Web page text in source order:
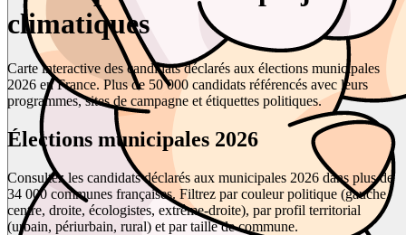
climatiques
Carte interactive des candidats déclarés aux élections municipales
2026 en France. Plus de 50 000 candidats référencés avec leurs
programmes, sites de campagne et étiquettes politiques.
Élections municipales 2026
Consultez les candidats déclarés aux municipales 2026 dans plus de
34 000 communes françaises. Filtrez par couleur politique (gauche,
centre, droite, écologistes, extrême-droite), par profil territorial
(urbain, périurbain, rural) et par taille de commune.